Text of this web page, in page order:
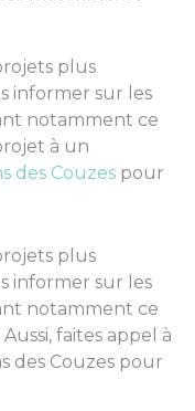
plus
informer sur les
notamment ce
à un
des Couzes pour
plus
informer sur les
notamment ce
faites appel à
des Couzes pour